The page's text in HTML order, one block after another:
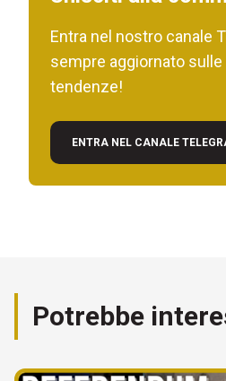
Entra nel nostro canale
sempre aggiornato
tendenze!
ENTRA NEL CANALE
Potrebbe